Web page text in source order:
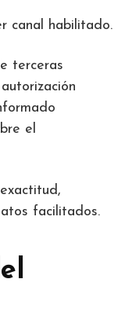
canal habilitado.
terceras
el
facilitados.